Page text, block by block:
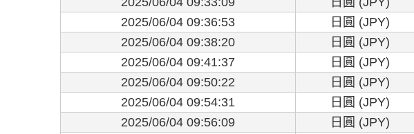
2025/06/04 09:36:53
日圓 (JPY)
2025/06/04 09:38:20
日圓 (JPY)
2025/06/04 09:41:37
日圓 (JPY)
2025/06/04 09:50:22
日圓 (JPY)
2025/06/04 09:54:31
日圓 (JPY)
2025/06/04 09:56:09
日圓 (JPY)